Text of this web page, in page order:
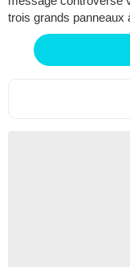
trois grands panneaux